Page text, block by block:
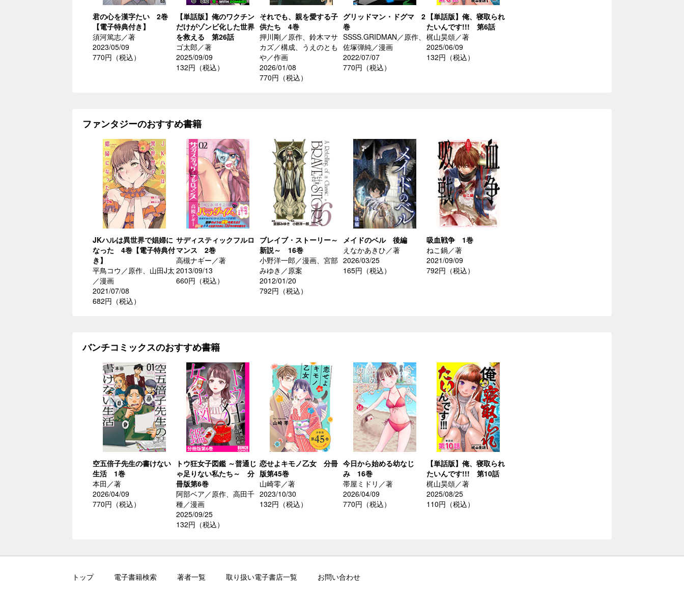
君の心を漢字たい 2巻
【電子特典付き】
須河篤志／著
2023/05/09
770円（税込）
【単話版】俺のワクチン
だけがゾンビ化した世界
を救える 第26話
ゴ太郎／著
2025/09/09
132円（税込）
それでも、親を愛する子
供たち 4巻
押川剛／原作、鈴木マサ
カズ／構成、うえのとも
や／作画
2026/01/08
770円（税込）
グリッドマン・ドグマ 2
巻
SSSS.GRIDMAN／原作、
佐塚弾純／漫画
2022/07/07
770円（税込）
【単話版】俺、寝取られ
たいんです!!! 第6話
梶山昊頌／著
2025/06/09
132円（税込）
ファンタジーのおすすめ書籍
JKハルは異世界で娼婦に
なった 4巻【電子特典付
き】
平鳥コウ／原作、山田J太
／漫画
2021/07/08
682円（税込）
サディスティックフルロ
マンス 2巻
高槻ナギー／著
2013/09/13
660円（税込）
ブレイブ・ストーリー～
新説～ 16巻
小野洋一郎／漫画、宮部
みゆき／原案
2012/01/20
792円（税込）
メイドのベル 後編
えなかあきひ／著
2026/03/25
165円（税込）
吸血戦争 1巻
ねこ鍋／著
2021/09/09
792円（税込）
バンチコミックスのおすすめ書籍
空五倍子先生の書けない
生活 1巻
本田／著
2026/04/09
770円（税込）
トウ狂女子図鑑 ～普通じ
ゃ足りない私たち～ 分
冊版第6巻
阿部ベア／原作、高田千
種／漫画
2025/09/25
132円（税込）
恋せよキモノ乙女 分冊
版第45巻
山崎零／著
2023/10/30
132円（税込）
今日から始める幼なじ
み 16巻
帯屋ミドリ／著
2026/04/09
770円（税込）
【単話版】俺、寝取られ
たいんです!!! 第10話
梶山昊頌／著
2025/08/25
110円（税込）
トップ 電子書籍検索 著者一覧 取り扱い電子書店一覧 お問い合わせ